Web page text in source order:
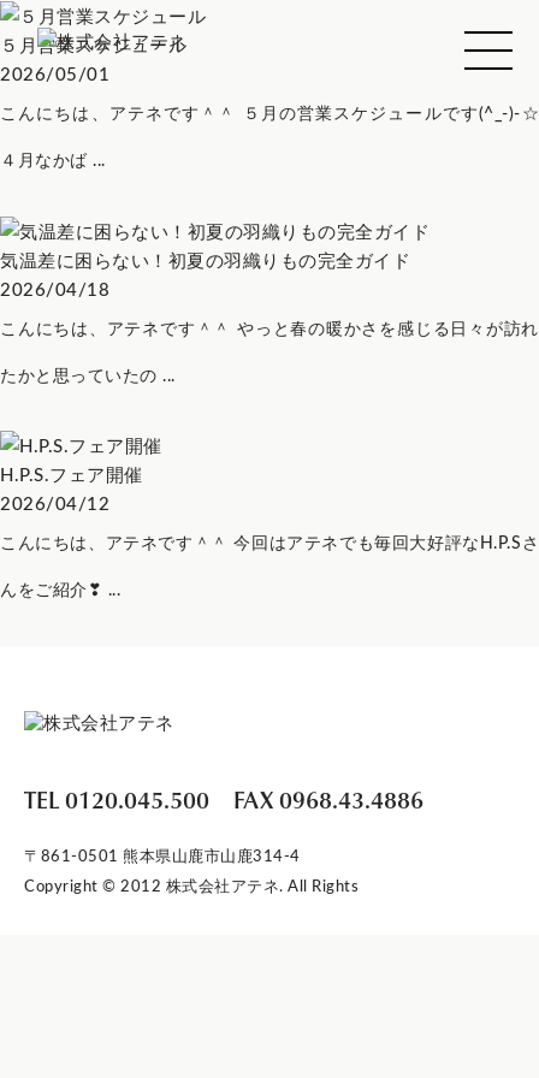
５月営業スケジュール
2026/05/01
こんにちは、アテネです＾＾ ５月の営業スケジュールです(^_-)-☆
４月なかば ...
気温差に困らない！初夏の羽織りもの完全ガイド
2026/04/18
こんにちは、アテネです＾＾ やっと春の暖かさを感じる日々が訪れ
たかと思っていたの ...
H.P.S.フェア開催
2026/04/12
こんにちは、アテネです＾＾ 今回はアテネでも毎回大好評なH.P.Sさ
んをご紹介❣ ...
TEL 0120.045.500 FAX 0968.43.4886
〒861-0501 熊本県山鹿市山鹿314-4
Copyright © 2012 株式会社アテネ. All Rights